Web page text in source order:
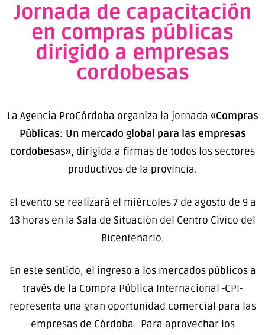
Jornada de capacitación
en compras públicas
dirigido a empresas
cordobesas
La Agencia ProCórdoba organiza la jornada «Compras
Públicas: Un mercado global para las empresas
cordobesas», dirigida a firmas de todos los sectores
productivos de la provincia.
El evento se realizará el miércoles 7 de agosto de 9 a
13 horas en la Sala de Situación del Centro Cívico del
Bicentenario.
En este sentido, el ingreso a los mercados públicos a
través de la Compra Pública Internacional -CPI-
representa una gran oportunidad comercial para las
empresas de Córdoba. Para aprovechar los